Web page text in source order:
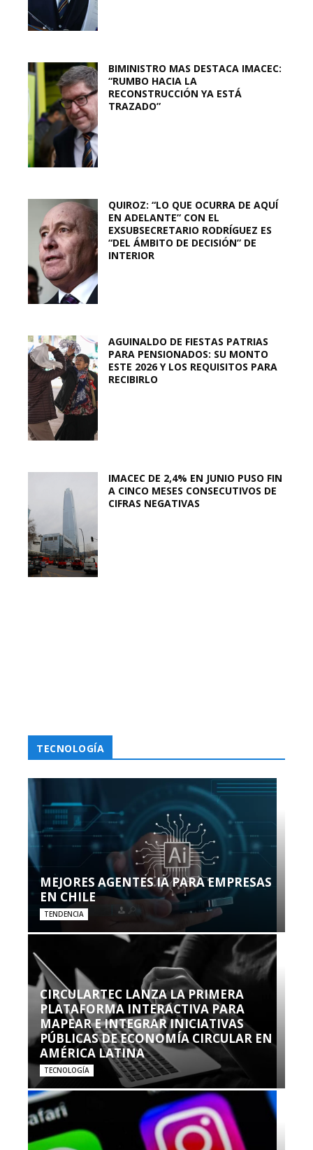
BIMINISTRO MAS DESTACA IMACEC:
“RUMBO HACIA LA
RECONSTRUCCIÓN YA ESTÁ
TRAZADO”
QUIROZ: “LO QUE OCURRA DE AQUÍ
EN ADELANTE” CON EL
EXSUBSECRETARIO RODRÍGUEZ ES
“DEL ÁMBITO DE DECISIÓN” DE
INTERIOR
AGUINALDO DE FIESTAS PATRIAS
PARA PENSIONADOS: SU MONTO
ESTE 2026 Y LOS REQUISITOS PARA
RECIBIRLO
IMACEC DE 2,4% EN JUNIO PUSO FIN
A CINCO MESES CONSECUTIVOS DE
CIFRAS NEGATIVAS
TECNOLOGÍA
MEJORES AGENTES IA PARA EMPRESAS
EN CHILE
TENDENCIA
CIRCULARTEC LANZA LA PRIMERA
PLATAFORMA INTERACTIVA PARA
MAPEAR E INTEGRAR INICIATIVAS
PÚBLICAS DE ECONOMÍA CIRCULAR EN
AMÉRICA LATINA
TECNOLOGÍA